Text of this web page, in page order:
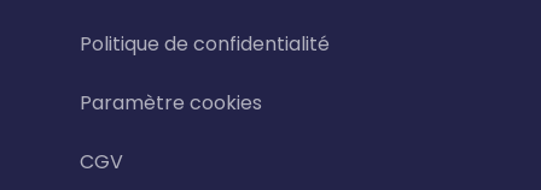
Politique de confidentialité
Paramètre cookies
CGV